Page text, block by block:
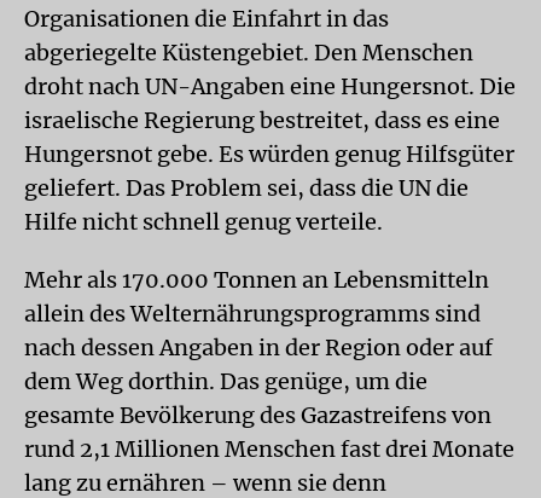
Organisationen die Einfahrt in das
abgeriegelte Küstengebiet. Den Menschen
droht nach UN-Angaben eine Hungersnot. Die
israelische Regierung bestreitet, dass es eine
Hungersnot gebe. Es würden genug Hilfsgüter
geliefert. Das Problem sei, dass die UN die
Hilfe nicht schnell genug verteile.
Mehr als 170.000 Tonnen an Lebensmitteln
allein des Welternährungsprogramms sind
nach dessen Angaben in der Region oder auf
dem Weg dorthin. Das genüge, um die
gesamte Bevölkerung des Gazastreifens von
rund 2,1 Millionen Menschen fast drei Monate
lang zu ernähren – wenn sie denn